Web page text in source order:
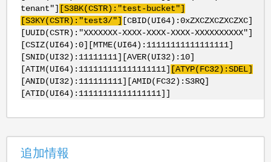
tenant"] [S3BK(CSTR):"test-bucket"]
[S3KY(CSTR):"test3/"] [CBID(UI64):0xZXCZXCZXCZXC]
[UUID(CSTR):"XXXXXXX-XXXX-XXXX-XXXX-XXXXXXXXXX"]
[CSIZ(UI64):0][MTME(UI64):11111111111111111]
[SNID(UI32):11111111][AVER(UI32):10]
[ATIM(UI64):111111111111111111] [ATYP(FC32):SDEL]
[ANID(UI32):111111111][AMID(FC32):S3RQ]
[ATID(UI64):11111111111111111]]
追加情報